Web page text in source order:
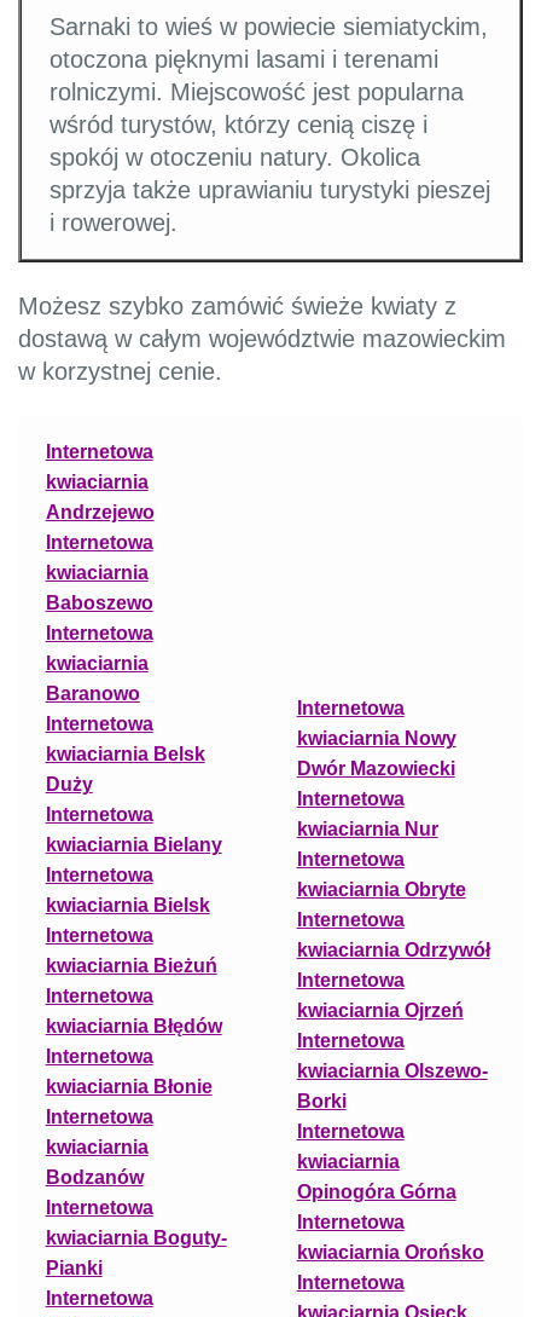
Sarnaki to wieś w powiecie siemiatyckim,
otoczona pięknymi lasami i terenami
rolniczymi. Miejscowość jest popularna
wśród turystów, którzy cenią ciszę i
spokój w otoczeniu natury. Okolica
sprzyja także uprawianiu turystyki pieszej
i rowerowej.
Możesz szybko zamówić świeże kwiaty z
dostawą w całym województwie mazowieckim
w korzystnej cenie.
Internetowa
kwiaciarnia
Andrzejewo
Internetowa
kwiaciarnia
Baboszewo
Internetowa
kwiaciarnia
Baranowo
Internetowa
kwiaciarnia Belsk
Duży
Internetowa
kwiaciarnia Bielany
Internetowa
kwiaciarnia Bielsk
Internetowa
kwiaciarnia Bieżuń
Internetowa
kwiaciarnia Błędów
Internetowa
kwiaciarnia Błonie
Internetowa
kwiaciarnia
Bodzanów
Internetowa
kwiaciarnia Boguty-
Pianki
Internetowa
Internetowa
kwiaciarnia Nowy
Dwór Mazowiecki
Internetowa
kwiaciarnia Nur
Internetowa
kwiaciarnia Obryte
Internetowa
kwiaciarnia Odrzywół
Internetowa
kwiaciarnia Ojrzeń
Internetowa
kwiaciarnia Olszewo-
Borki
Internetowa
kwiaciarnia
Opinogóra Górna
Internetowa
kwiaciarnia Orońsko
Internetowa
kwiaciarnia Osieck